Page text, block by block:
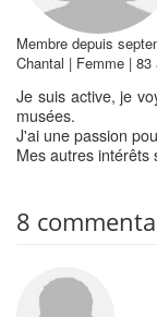
Membre depuis
Chantal | Femme | 83
Je suis active, je
musées.
J'ai une passion
Mes autres intérêts
8